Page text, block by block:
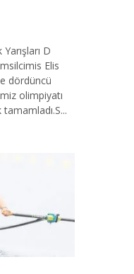
D
Elis
dördüncü
olimpiyatı